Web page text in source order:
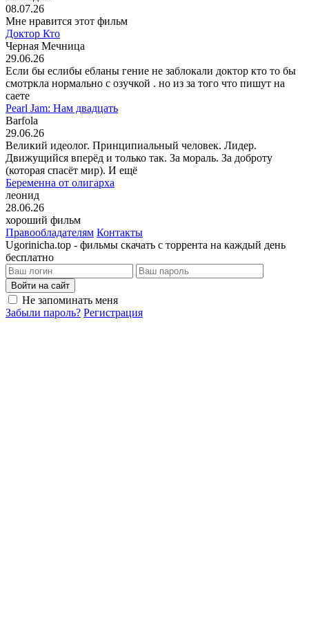
08.07.26
Мне нравится этот фильм
Доктор Кто
Черная Мечница
29.06.26
Если бы еслибы ебланы гение не заблокали доктор кто то бы
смотркла нормально с озучкой . но из за того что пишут на
саете
Pearl Jam: Нам двадцать
Barfola
29.06.26
Великий идеолог. Принципиальный человек. Лидер.
Движущийся вперёд и только так. За мораль. За доброту
(которая спасёт мир). И ещё
Беременна от олигарха
леонид
28.06.26
хороший фильм
Правообладателям Контакты
Ugorinicha.top - фильмы скачать с торрента на каждый день
бесплатно
Войти на сайт
Не запоминать меня
Забыли пароль? Регистрация